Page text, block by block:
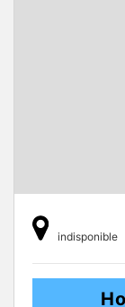
indisponible